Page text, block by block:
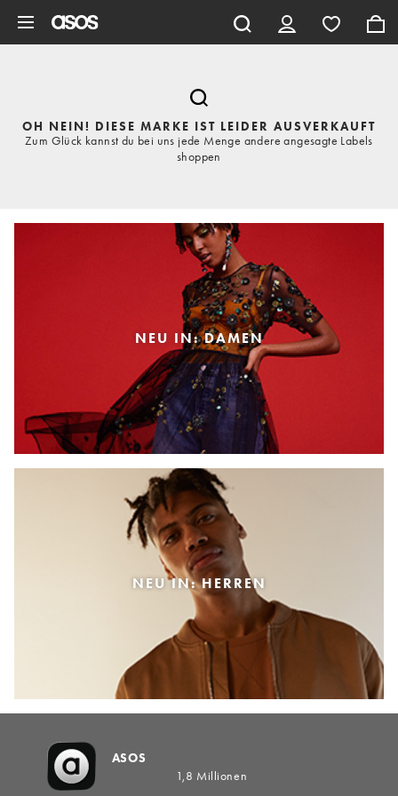
OH NEIN! DIESE MARKE IST LEIDER AUSVERKAUFT
Zum Glück kannst du bei uns jede Menge andere angesagte Labels
shoppen
NEU IN: DAMEN
NEU IN: HERREN
ASOS
1,8 Millionen